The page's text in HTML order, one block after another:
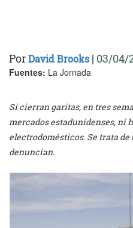
PorDavid Brooks | 03/04/
Fuentes: La Jornada
Si cierran garitas, en tres
mercados estadunidenses, ni
electrodomésticos. Se trata
denuncian.